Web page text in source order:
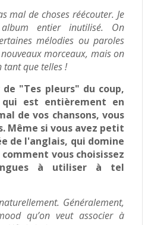
mal de choses réécouter. Je
entier inutilisé. On
mélodies ou paroles
morceaux, mais on
tant que telles !
"Tes pleurs" du coup,
qui est entièrement en
de vos chansons, vous
Même si vous avez petit
de l'anglais, qui domine
vous choisissez
à utiliser à tel
Généralement,
qu’on veut associer à